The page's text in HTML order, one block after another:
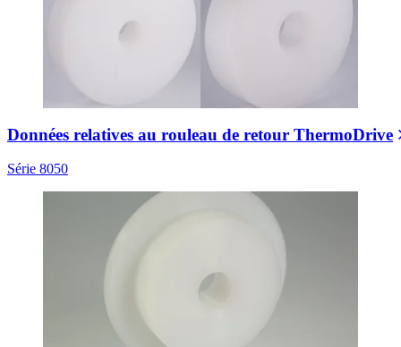
Données relatives au rouleau de retour ThermoDrive
Série 8050